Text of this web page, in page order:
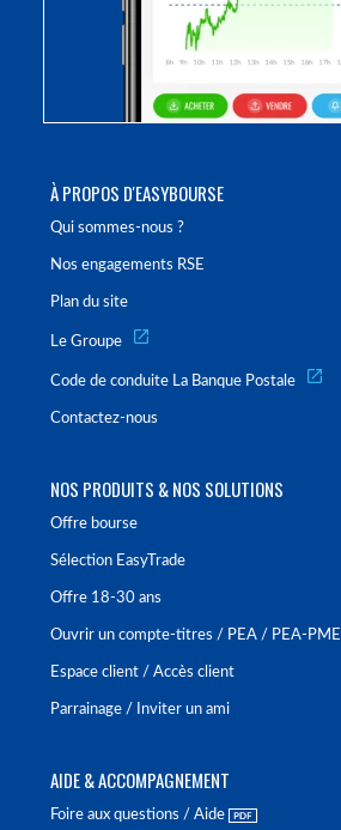
À PROPOS D'EASYBOURSE
Qui sommes-nous ?
Nos engagements RSE
Plan du site
Le Groupe
Code de conduite La Banque Postale
Contactez-nous
NOS PRODUITS & NOS SOLUTIONS
Offre bourse
Sélection EasyTrade
Offre 18-30 ans
Ouvrir un compte-titres / PEA / PEA-PME
Espace client / Accès client
Parrainage / Inviter un ami
AIDE & ACCOMPAGNEMENT
Foire aux questions / Aide